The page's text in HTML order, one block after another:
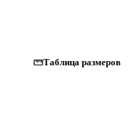
Таблица размеров